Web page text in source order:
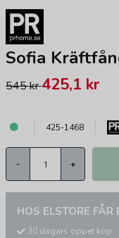
Sofia
545 kr425,1 kr
425-1468
- +
HOS ELSTORE FÅR
30 dagars öppet köp